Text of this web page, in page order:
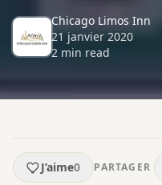
Chicago Limos Inn
21 janvier 2020
2 min read
J’aime0 PARTAGER